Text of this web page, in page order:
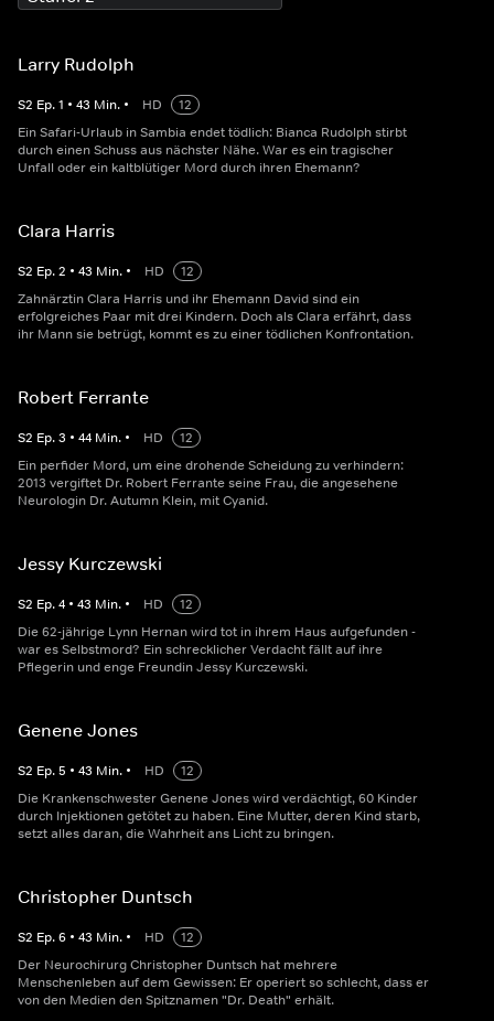
Larry Rudolph
S2 Ep.1 • 43 Min. • HD
12
Ein Safari-Urlaub in Sambia endet tödlich: Bianca Rudolph stirbt
durch einen Schuss aus nächster Nähe. War es ein tragischer
Unfall oder ein kaltblütiger Mord durch ihren Ehemann?
Clara Harris
S2 Ep.2 • 43 Min. • HD
12
Zahnärztin Clara Harris und ihr Ehemann David sind ein
erfolgreiches Paar mit drei Kindern. Doch als Clara erfährt, dass
ihr Mann sie betrügt, kommt es zu einer tödlichen Konfrontation.
Robert Ferrante
S2 Ep.3 • 44 Min. • HD
12
Ein perfider Mord, um eine drohende Scheidung zu verhindern:
2013 vergiftet Dr. Robert Ferrante seine Frau, die angesehene
Neurologin Dr. Autumn Klein, mit Cyanid.
Jessy Kurczewski
S2 Ep.4 • 43 Min. • HD
12
Die 62-jährige Lynn Hernan wird tot in ihrem Haus aufgefunden -
war es Selbstmord? Ein schrecklicher Verdacht fällt auf ihre
Pflegerin und enge Freundin Jessy Kurczewski.
Genene Jones
S2 Ep.5 • 43 Min. • HD
12
Die Krankenschwester Genene Jones wird verdächtigt, 60 Kinder
durch Injektionen getötet zu haben. Eine Mutter, deren Kind starb,
setzt alles daran, die Wahrheit ans Licht zu bringen.
Christopher Duntsch
S2 Ep.6 • 43 Min. • HD
12
Der Neurochirurg Christopher Duntsch hat mehrere
Menschenleben auf dem Gewissen: Er operiert so schlecht, dass er
von den Medien den Spitznamen "Dr. Death" erhält.